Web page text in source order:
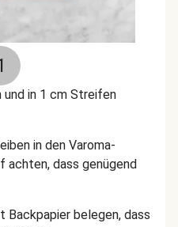
und in 1 cm Streifen
in den Varoma-
achten, dass genügend
Backpapier belegen, dass